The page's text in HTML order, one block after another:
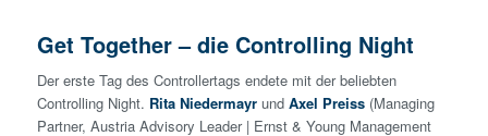
Get Together – die Controlling Night
Der erste Tag des Controllertags endete mit der beliebten
Controlling Night. Rita Niedermayrund Axel Preiss(Managing
Partner, Austria Advisory Leader | Ernst & Young Management